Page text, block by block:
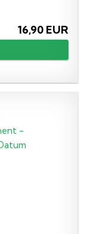
16,90 EUR